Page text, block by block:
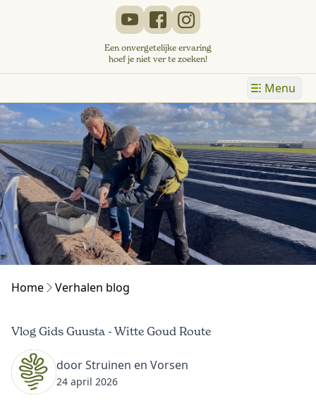
Een onvergetelijke ervaring
hoef je niet ver te zoeken!
Menu
Home Verhalen blog
Vlog Gids Guusta - Witte Goud Route
door Struinen en Vorsen
24 april 2026